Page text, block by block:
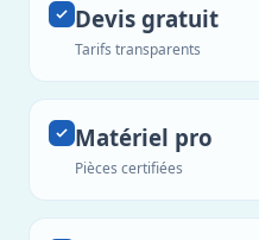
Devis gratuit
Tarifs transparents
Matériel pro
Pièces certifiées